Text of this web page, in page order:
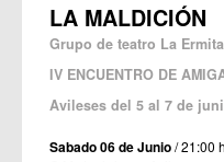
LA MALDICIÓN
Grupo de teatro La
IV ENCUENTRO DE
Avileses del 5 al 7 de
Sabado 06 de Junio/ 21:00 h